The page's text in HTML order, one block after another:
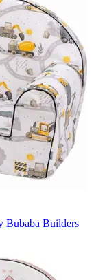
Bubaba Builders